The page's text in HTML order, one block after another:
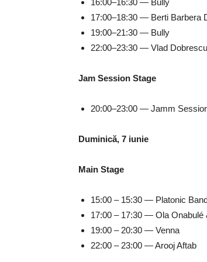
16:00–16:30 — Bully
17:00–18:30 — Berti Barbera
19:00–21:30 — Bully
22:00–23:30 — Vlad
Jam Session Stage
20:00–23:00 — Jamm
Duminică, 7 iunie
Main Stage
15:00 – 15:30 — Platonic
17:00 – 17:30 — Ola
19:00 – 20:30 — Venna
22:00 – 23:00 — Arooj Aftab